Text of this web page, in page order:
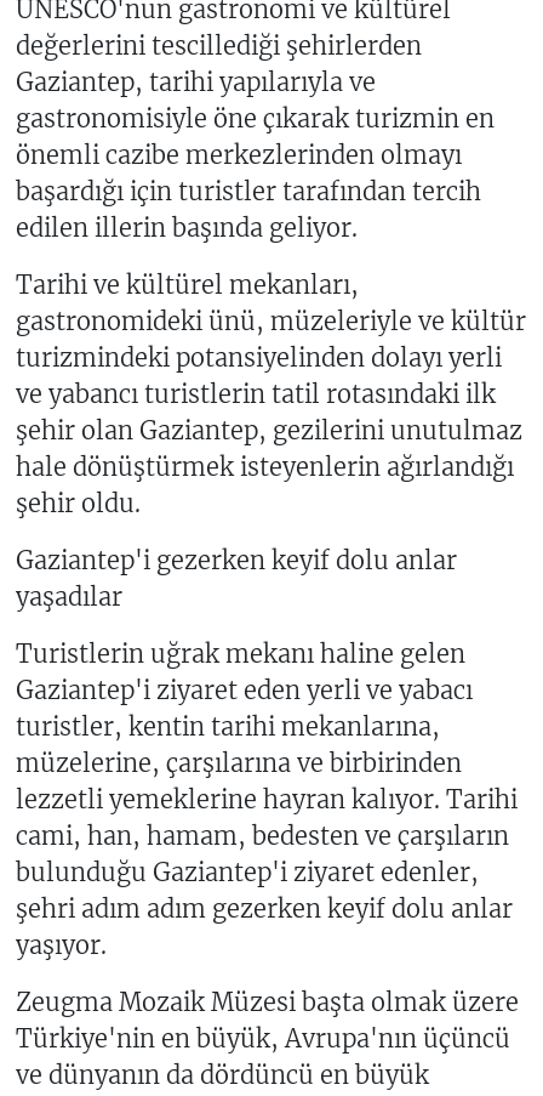
UNESCO'nun gastronomi ve kültürel
değerlerini tescillediği şehirlerden
Gaziantep, tarihi yapılarıyla ve
gastronomisiyle öne çıkarak turizmin en
önemli cazibe merkezlerinden olmayı
başardığı için turistler tarafından tercih
edilen illerin başında geliyor.
Tarihi ve kültürel mekanları,
gastronomideki ünü, müzeleriyle ve kültür
turizmindeki potansiyelinden dolayı yerli
ve yabancı turistlerin tatil rotasındaki ilk
şehir olan Gaziantep, gezilerini unutulmaz
hale dönüştürmek isteyenlerin ağırlandığı
şehir oldu.
Gaziantep'i gezerken keyif dolu anlar
yaşadılar
Turistlerin uğrak mekanı haline gelen
Gaziantep'i ziyaret eden yerli ve yabacı
turistler, kentin tarihi mekanlarına,
müzelerine, çarşılarına ve birbirinden
lezzetli yemeklerine hayran kalıyor. Tarihi
cami, han, hamam, bedesten ve çarşıların
bulunduğu Gaziantep'i ziyaret edenler,
şehri adım adım gezerken keyif dolu anlar
yaşıyor.
Zeugma Mozaik Müzesi başta olmak üzere
Türkiye'nin en büyük, Avrupa'nın üçüncü
ve dünyanın da dördüncü en büyük